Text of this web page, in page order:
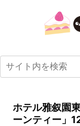
ホテル雅叙園
ーンティー」